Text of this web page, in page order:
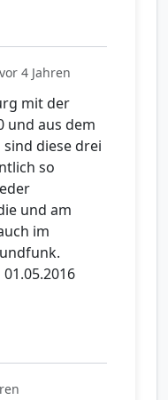
vor 4 Jahren
mit der
und aus dem
sind diese drei
so
und am
im